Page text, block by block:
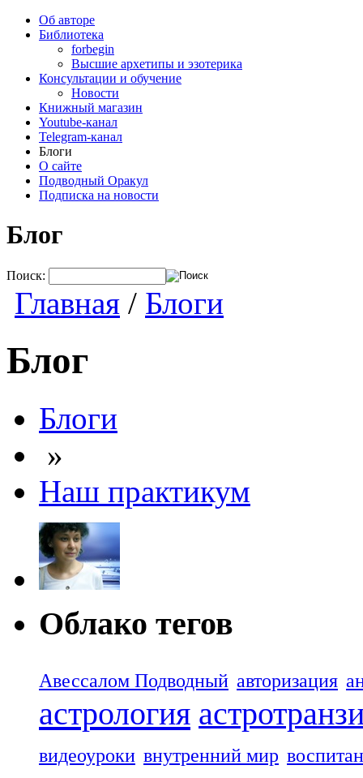
Об авторе
Библиотека
forbegin
Высшие архетипы и эзотерика
Консультации и обучение
Новости
Книжный магазин
Youtube-канал
Telegram-канал
Блоги
О сайте
Подводный Оракул
Подписка на новости
Блог
Поиск:
Главная / Блоги
Блог
Блоги
»
Наш практикум
Облако тегов
Авессалом Подводный авторизация
астрология
видеоуроки внутренний мир